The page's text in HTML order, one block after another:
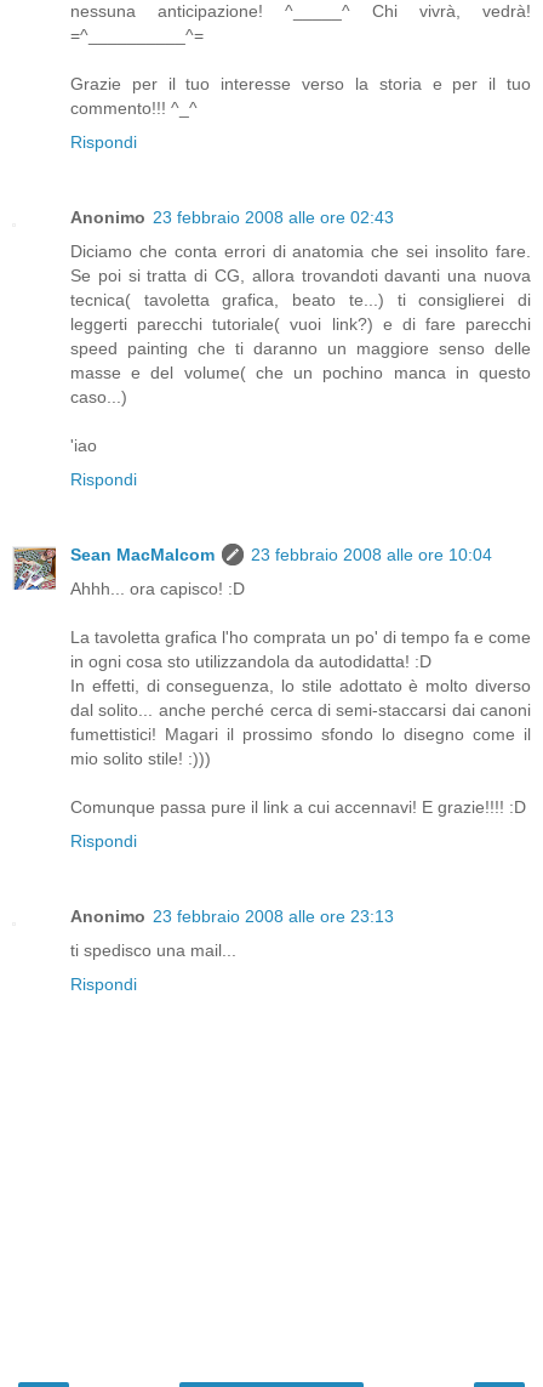
nessuna anticipazione! ^_____^ Chi vivrà, vedrà!
=^__________^=
Grazie per il tuo interesse verso la storia e per il tuo
commento!!! ^_^
Rispondi
Anonimo 23 febbraio 2008 alle ore 02:43
Diciamo che conta errori di anatomia che sei insolito fare.
Se poi si tratta di CG, allora trovandoti davanti una nuova
tecnica( tavoletta grafica, beato te...) ti consiglierei di
leggerti parecchi tutoriale( vuoi link?) e di fare parecchi
speed painting che ti daranno un maggiore senso delle
masse e del volume( che un pochino manca in questo
caso...)
'iao
Rispondi
Sean MacMalcom
23 febbraio 2008 alle ore 10:04
Ahhh... ora capisco! :D
La tavoletta grafica l'ho comprata un po' di tempo fa e come
in ogni cosa sto utilizzandola da autodidatta! :D
In effetti, di conseguenza, lo stile adottato è molto diverso
dal solito... anche perché cerca di semi-staccarsi dai canoni
fumettistici! Magari il prossimo sfondo lo disegno come il
mio solito stile! :)))
Comunque passa pure il link a cui accennavi! E grazie!!!! :D
Rispondi
Anonimo 23 febbraio 2008 alle ore 23:13
ti spedisco una mail...
Rispondi